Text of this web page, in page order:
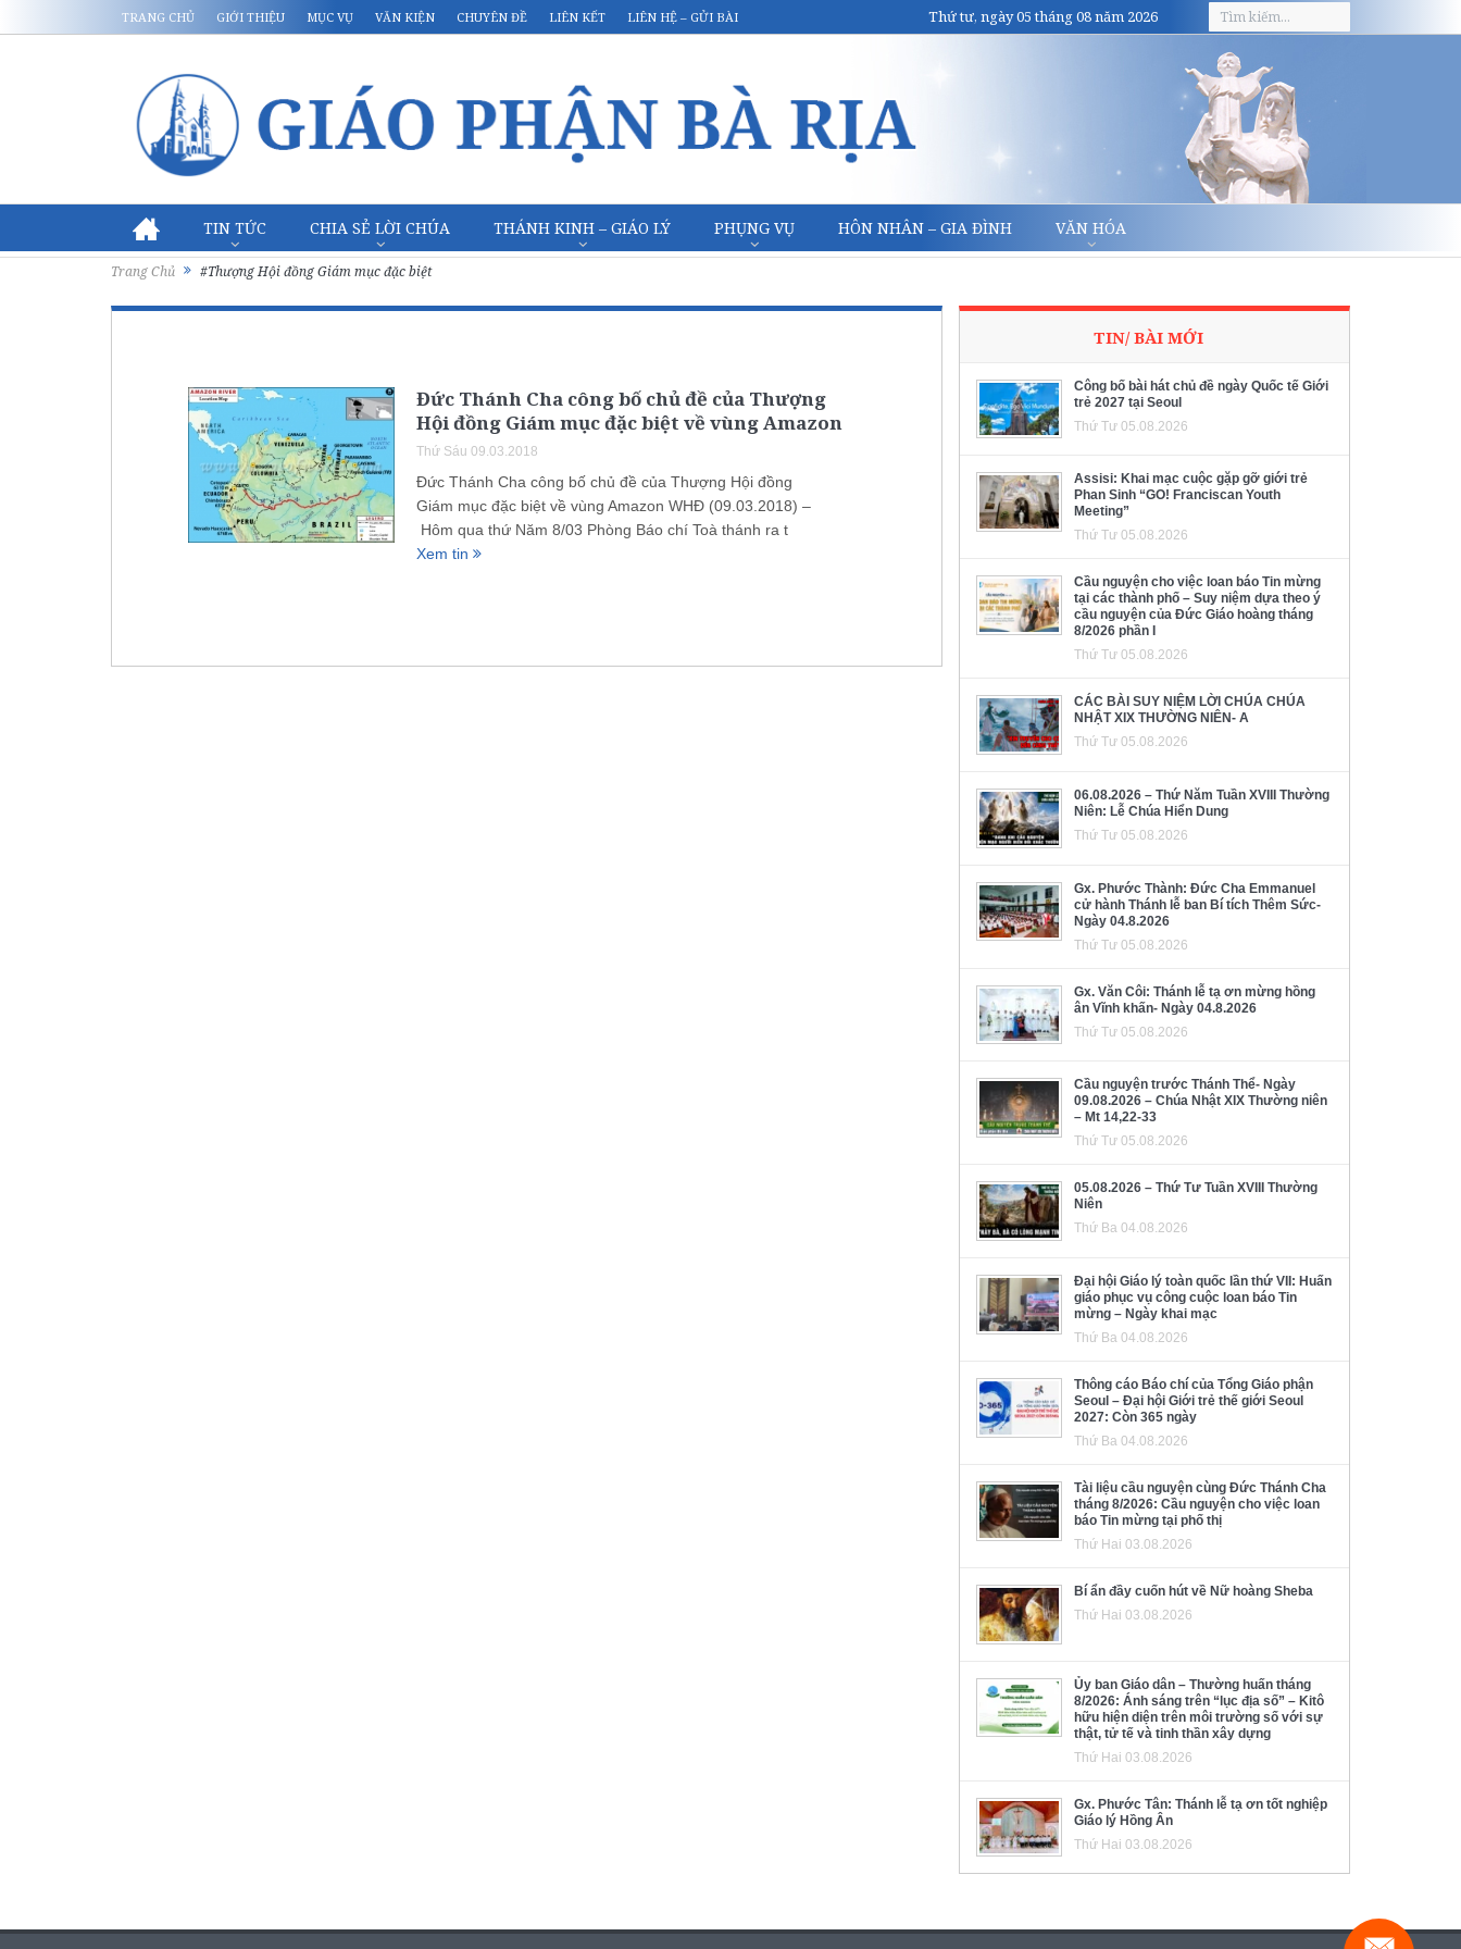
TRANG CHỦ GIỚI THIỆU MỤC VỤ VĂN KIỆN CHUYÊN ĐỀ LIÊN KẾT LIÊN HỆ – GỬI BÀI Thứ tư, ngày 05 tháng 08 năm 2026
TIN TỨC CHIA SẺ LỜI CHÚA THÁNH KINH – GIÁO LÝ PHỤNG VỤ HÔN NHÂN – GIA ĐÌNH VĂN HÓA
Trang Chủ #Thượng Hội đồng Giám mục đặc biệt
Đức Thánh Cha công bố chủ đề của Thượng
Hội đồng Giám mục đặc biệt về vùng Amazon
Thứ Sáu 09.03.2018
Đức Thánh Cha công bố chủ đề của Thượng Hội đồng
Giám mục đặc biệt về vùng Amazon WHĐ (09.03.2018) –
Hôm qua thứ Năm 8/03 Phòng Báo chí Toà thánh ra t
Xem tin
TIN/ BÀI MỚI
Công bố bài hát chủ đề ngày Quốc tế Giới
trẻ 2027 tại Seoul
Thứ Tư 05.08.2026
Assisi: Khai mạc cuộc gặp gỡ giới trẻ
Phan Sinh “GO! Franciscan Youth
Meeting”
Thứ Tư 05.08.2026
Cầu nguyện cho việc loan báo Tin mừng
tại các thành phố – Suy niệm dựa theo ý
cầu nguyện của Đức Giáo hoàng tháng
8/2026 phần I
Thứ Tư 05.08.2026
CÁC BÀI SUY NIỆM LỜI CHÚA CHÚA
NHẬT XIX THƯỜNG NIÊN- A
Thứ Tư 05.08.2026
06.08.2026 – Thứ Năm Tuần XVIII Thường
Niên: Lễ Chúa Hiển Dung
Thứ Tư 05.08.2026
Gx. Phước Thành: Đức Cha Emmanuel
cử hành Thánh lễ ban Bí tích Thêm Sức-
Ngày 04.8.2026
Thứ Tư 05.08.2026
Gx. Văn Côi: Thánh lễ tạ ơn mừng hồng
ân Vĩnh khấn- Ngày 04.8.2026
Thứ Tư 05.08.2026
Cầu nguyện trước Thánh Thể- Ngày
09.08.2026 – Chúa Nhật XIX Thường niên
– Mt 14,22-33
Thứ Tư 05.08.2026
05.08.2026 – Thứ Tư Tuần XVIII Thường
Niên
Thứ Ba 04.08.2026
Đại hội Giáo lý toàn quốc lần thứ VII: Huấn
giáo phục vụ công cuộc loan báo Tin
mừng – Ngày khai mạc
Thứ Ba 04.08.2026
Thông cáo Báo chí của Tổng Giáo phận
Seoul – Đại hội Giới trẻ thế giới Seoul
2027: Còn 365 ngày
Thứ Ba 04.08.2026
Tài liệu cầu nguyện cùng Đức Thánh Cha
tháng 8/2026: Cầu nguyện cho việc loan
báo Tin mừng tại phố thị
Thứ Hai 03.08.2026
Bí ẩn đầy cuốn hút về Nữ hoàng Sheba
Thứ Hai 03.08.2026
Ủy ban Giáo dân – Thường huấn tháng
8/2026: Ánh sáng trên “lục địa số” – Kitô
hữu hiện diện trên môi trường số với sự
thật, tử tế và tinh thần xây dựng
Thứ Hai 03.08.2026
Gx. Phước Tân: Thánh lễ tạ ơn tốt nghiệp
Giáo lý Hồng Ân
Thứ Hai 03.08.2026